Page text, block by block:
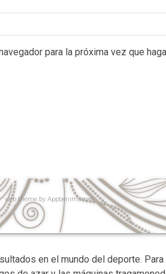
para la próxima vez que
webtheme by Appbenimamet
en el mundo del deporte.